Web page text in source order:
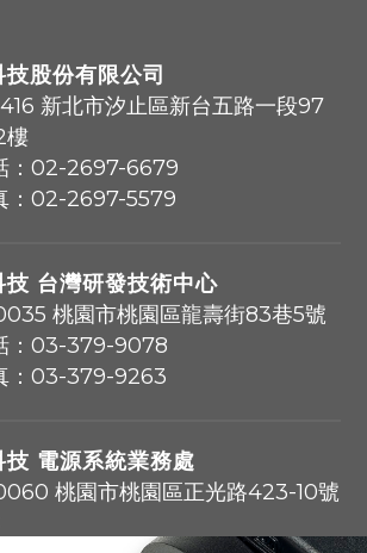
股份有限公司
新北市汐止區新台五路一段97
樓
02-2697-6679
：02-2697-5579
技 台灣研發技術中心
桃園市桃園區龍壽街83巷5號
03-379-9078
：03-379-9263
技 電源系統業務處
桃園市桃園區正光路423-10號